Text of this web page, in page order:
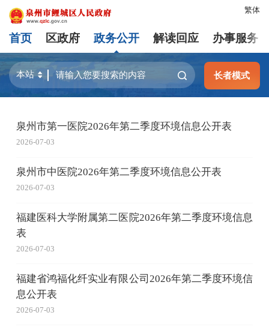
繁体
首页 区政府 政务公开 解读回应 办事服务
长者模式
泉州市第一医院2026年第二季度环境信息公开表
2026-07-03
泉州市中医院2026年第二季度环境信息公开表
2026-07-03
福建医科大学附属第二医院2026年第二季度环境信息
表
2026-07-03
福建省鸿福化纤实业有限公司2026年第二季度环境信
息公开表
2026-07-03